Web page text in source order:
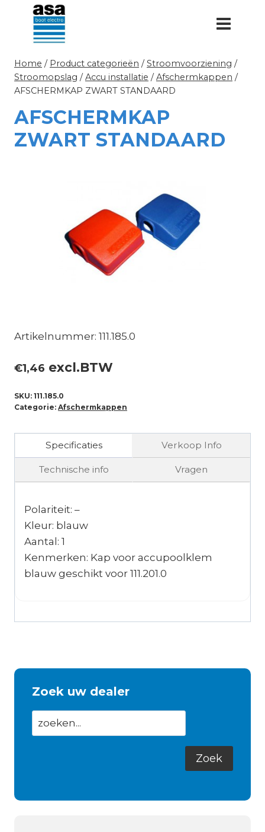
Doorgaan
inhoud
Home / Product categorieën / Stroomvoorziening /
Stroomopslag / Accu installatie / Afschermkappen /
AFSCHERMKAP ZWART STANDAARD
AFSCHERMKAP
ZWART STANDAARD
Artikelnummer: 111.185.0
€1,46 excl.BTW
SKU: 111.185.0
Categorie: Afschermkappen
Specificaties Verkoop Info
Technische info Vragen
Polariteit: –
Kleur: blauw
Aantal: 1
Kenmerken: Kap voor accupoolklem
blauw geschikt voor 111.201.0
Zoek uw dealer